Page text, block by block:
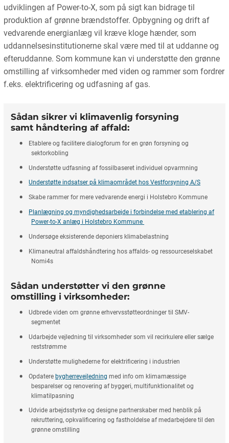
udviklingen af Power-to-X, som på sigt kan bidrage til
produktion af grønne brændstoffer. Opbygning og drift af
vedvarende energianlæg vil kræve kloge hænder, som
uddannelsesinstitutionerne skal være med til at uddanne og
efteruddanne. Som kommune kan vi understøtte den grønne
omstilling af virksomheder med viden og rammer som fordrer
f.eks. elektrificering og udfasning af gas.
Sådan sikrer vi klimavenlig forsyning
samt håndtering af affald:
Etablere og facilitere dialogforum for en grøn forsyning og
sektorkobling
Understøtte udfasning af fossilbaseret individuel opvarmning
Understøtte indsatser på klimaområdet hos Vestforsyning A/S
Skabe rammer for mere vedvarende energi i Holstebro Kommune
Planlægning og myndighedsarbejde i forbindelse med etablering af
Power-to-X anlæg i Holstebro Kommune
Undersøge eksisterende deponiers klimabelastning
Klimaneutral affaldshåndtering hos affalds- og ressourceselskabet
Nomi4s
Sådan understøtter vi den grønne
omstilling i virksomheder:
Udbrede viden om grønne erhvervsstøtteordninger til SMV-
segmentet
Udarbejde vejledning til virksomheder som vil recirkulere eller sælge
reststrømme
Understøtte mulighederne for elektrificering i industrien
Opdaterebygherrevejledning med info om klimamæssige
besparelser og renovering af byggeri, multifunktionalitet og
klimatilpasning
Udvide arbejdsstyrke og designe partnerskaber med henblik på
rekruttering, opkvalificering og fastholdelse af medarbejdere til den
grønne omstilling